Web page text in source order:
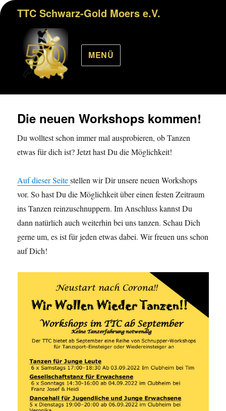
TTC Schwarz-Gold Moers e.V.
MENÜ
Die neuen Workshops kommen!
Du wolltest schon immer mal ausprobieren, ob Tanzen
etwas für dich ist? Jetzt hast Du die Möglichkeit!
Auf dieser Seitestellen wir Dir unsere neuen Workshops
vor. So hast Du die Möglichkeit über einen festen Zeitraum
ins Tanzen reinzuschnuppern. Im Anschluss kannst Du
dann natürlich auch weiterhin bei uns tanzen. Schau Dich
gerne um, es ist für jeden etwas dabei. Wir freuen uns schon
auf Dich!